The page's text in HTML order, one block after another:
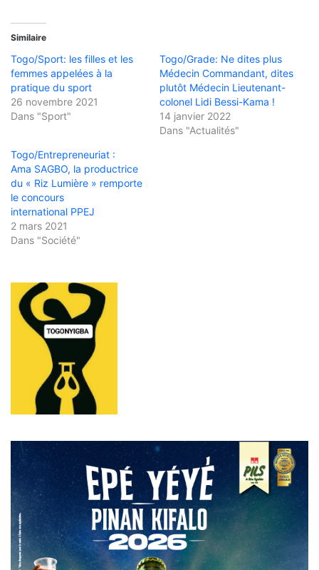
Similaire
Togo/Sport: les filles et les
femmes appelées à la
pratique du sport
26 novembre 2021
Dans "Sport"
Togo/Grade: Ne dites plus
Médecin Commandant, dites
plutôt Médecin Lieutenant-
colonel Lidi Bessi-Kama !
14 janvier 2022
Dans "Actualités"
Togo/Entrepreneuriat :
Ama SAGBO, la productrice
du « Riz Lumière » remporte
le concours
international PPEJ
2 mars 2021
Dans "Société"